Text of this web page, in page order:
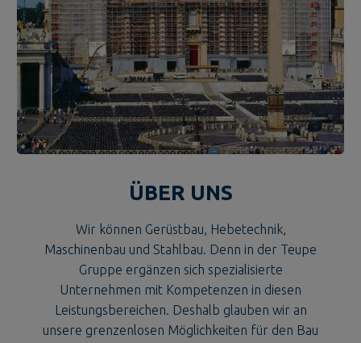
ÜBER UNS
Wir können Gerüstbau, Hebetechnik,
Maschinenbau und Stahlbau. Denn in der Teupe
Gruppe ergänzen sich spezialisierte
Unternehmen mit Kompetenzen in diesen
Leistungsbereichen. Deshalb glauben wir an
unsere grenzenlosen Möglichkeiten für den Bau